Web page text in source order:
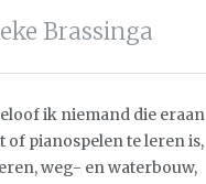
Brassinga
ik niemand die eraan
of pianospelen te leren is,
weg- en waterbouw,